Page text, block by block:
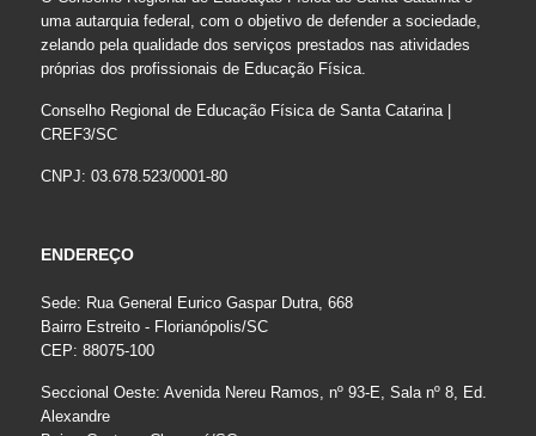
uma autarquia federal, com o objetivo de defender a sociedade,
zelando pela qualidade dos serviços prestados nas atividades
próprias dos profissionais de Educação Física.
Conselho Regional de Educação Física de Santa Catarina |
CREF3/SC
CNPJ: 03.678.523/0001-80
ENDEREÇO
Sede: Rua General Eurico Gaspar Dutra, 668
Bairro Estreito - Florianópolis/SC
CEP: 88075-100
Seccional Oeste: Avenida Nereu Ramos, nº 93-E, Sala nº 8, Ed.
Alexandre